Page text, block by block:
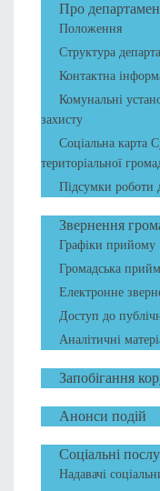
Про
Положення
Структура
Контактна
Комунальні
захисту
Соціальна карта
територіальної
Підсумки роботи
Звернення
Графіки прийому
Громадська
Електронне
Доступ до
Аналітичні
Запобігання
Анонси подій
Соціальні
Надавачі